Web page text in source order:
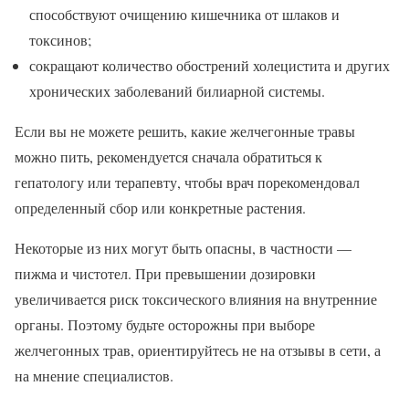
способствуют очищению кишечника от шлаков и
токсинов;
сокращают количество обострений холецистита и других
хронических заболеваний билиарной системы.
Если вы не можете решить, какие желчегонные травы
можно пить, рекомендуется сначала обратиться к
гепатологу или терапевту, чтобы врач порекомендовал
определенный сбор или конкретные растения.
Некоторые из них могут быть опасны, в частности —
пижма и чистотел. При превышении дозировки
увеличивается риск токсического влияния на внутренние
органы. Поэтому будьте осторожны при выборе
желчегонных трав, ориентируйтесь не на отзывы в сети, а
на мнение специалистов.